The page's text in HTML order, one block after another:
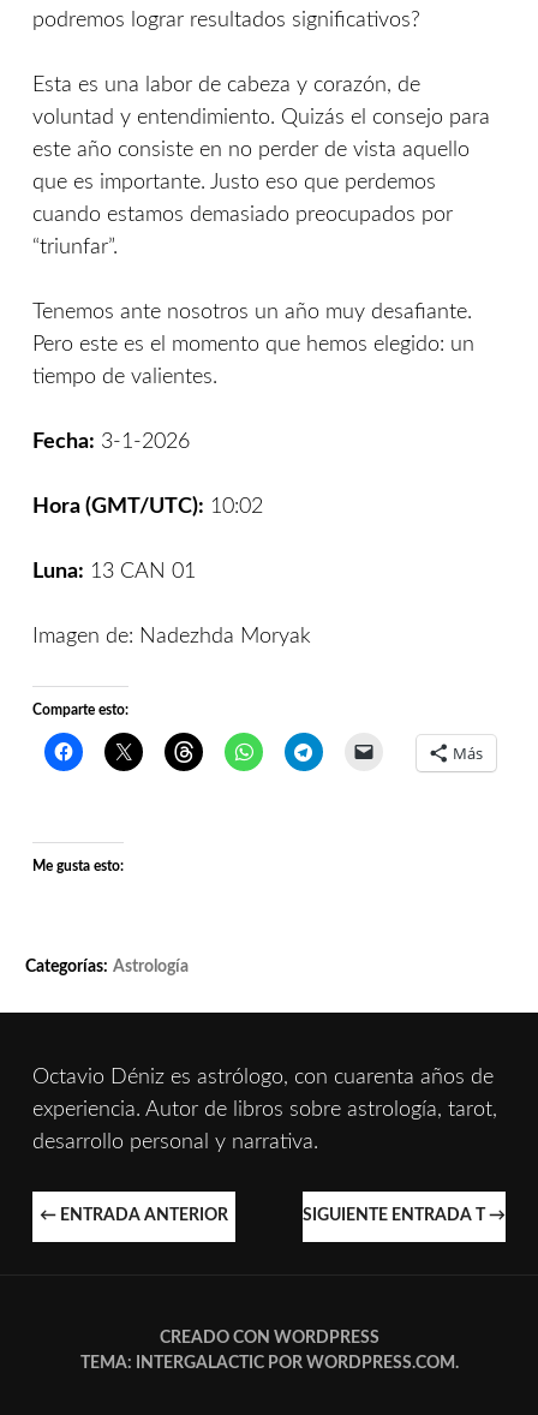
podremos lograr resultados significativos?
Esta es una labor de cabeza y corazón, de
voluntad y entendimiento. Quizás el consejo para
este año consiste en no perder de vista aquello
que es importante. Justo eso que perdemos
cuando estamos demasiado preocupados por
“triunfar”.
Tenemos ante nosotros un año muy desafiante.
Pero este es el momento que hemos elegido: un
tiempo de valientes.
Fecha: 3-1-2026
Hora (GMT/UTC): 10:02
Luna: 13 CAN 01
Imagen de: Nadezhda Moryak
Comparte esto:
Más
Me gusta esto:
Categorías: Astrología
Octavio Déniz es astrólogo, con cuarenta años de
experiencia. Autor de libros sobre astrología, tarot,
desarrollo personal y narrativa.
NAVEGACIÓN
ENTRADAS
← ENTRADA ANTERIOR SIGUIENTE ENTRADA T →
CREADO CON WORDPRESS
TEMA: INTERGALACTIC POR WORDPRESS.COM.